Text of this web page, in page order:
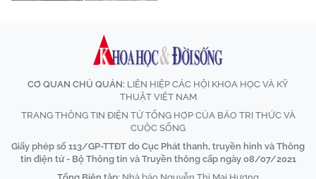
CƠ QUAN CHỦ QUẢN: LIÊN HIỆP CÁC HỘI KHOA HỌC VÀ KỸ
THUẬT VIỆT NAM
TRANG THÔNG TIN ĐIỆN TỬ TỔNG HỢP CỦA BÁO TRI THỨC VÀ
CUỘC SỐNG
Giấy phép số 113/GP-TTĐT do Cục Phát thanh, truyền hình và Thông
tin điện tử - Bộ Thông tin và Truyền thông cấp ngày 08/07/2021